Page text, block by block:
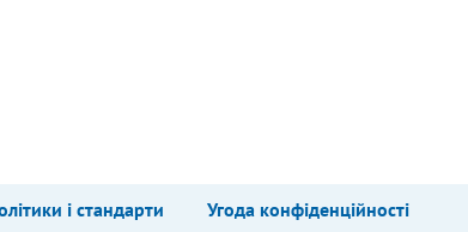
і стандарти Угода конфіденційності